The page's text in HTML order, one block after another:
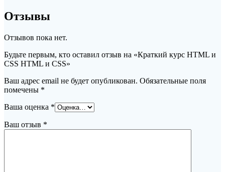
Отзывы
Отзывов пока нет.
Будьте первым, кто оставил отзыв на «Краткий курс HTML и
CSS HTML и CSS»
Ваш адрес email не будет опубликован. Обязательные поля
помечены *
Ваша оценка *
Ваш отзыв *